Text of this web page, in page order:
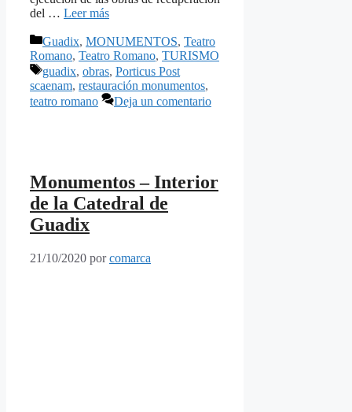
del … Leer más
Categorías
Guadix, MONUMENTOS, Teatro
Romano, Teatro Romano, TURISMO
Etiquetas
guadix, obras, Porticus Post
scaenam, restauración monumentos,
teatro romano
Deja un comentario
Monumentos – Interior
de la Catedral de
Guadix
21/10/2020 porcomarca